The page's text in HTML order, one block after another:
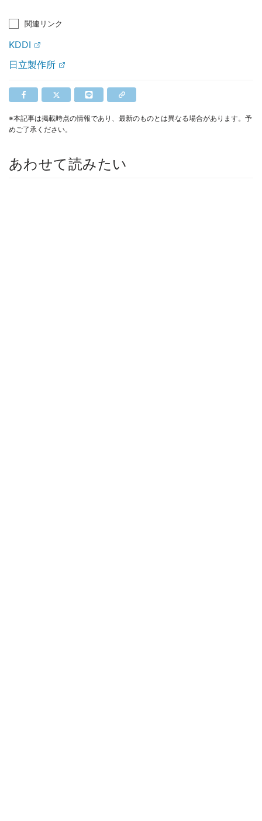
関連リンク
KDDI
日立製作所
※本記事は掲載時点の情報であり、最新のものとは異なる場合があります。予
めご了承ください。
あわせて読みたい